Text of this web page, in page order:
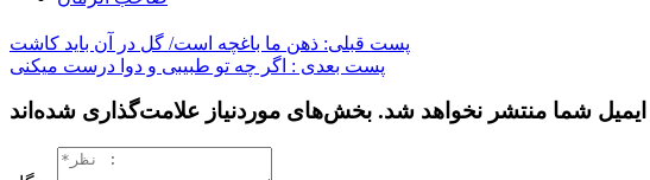
پست قبلی: ﺫﻫﻦ ﻣﺎ ﺑﺎﻏﭽﻪ ﺍﺳﺖ/ ﮔﻞ ﺩﺭ ﺁﻥ ﺑﺎﯾﺪ ﮐﺎﺷﺖ
پست بعدی : اگر چه تو طبیبی و دوا درست میکنی